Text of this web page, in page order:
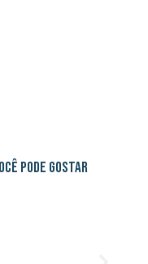
PODE GOSTAR